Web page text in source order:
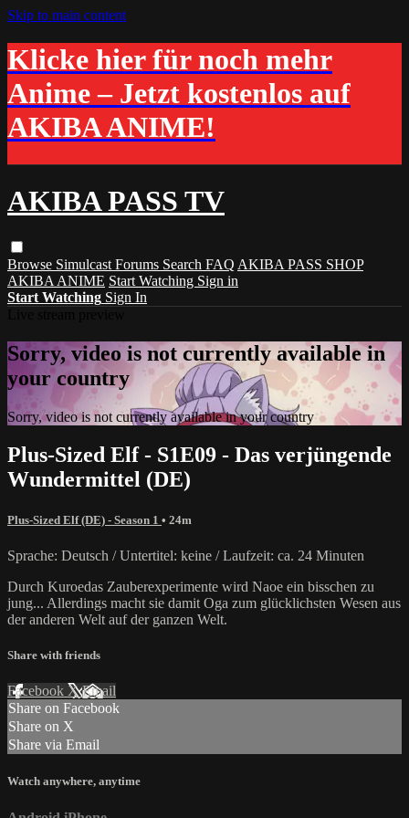
Skip to main content
Klicke hier für noch mehr
Anime – Jetzt kostenlos auf
AKIBA ANIME!
AKIBA PASS TV
Browse Simulcast Forums Search FAQ AKIBA PASS SHOP
AKIBA ANIME Start Watching Sign in
Start Watching Sign In
Sorry, video is not currently available in
your country
Sorry, video is not currently available in your country
Plus-Sized Elf - S1E09 - Das verjüngende
Wundermittel (DE)
Plus-Sized Elf (DE) - Season 1 • 24m
Sprache: Deutsch / Untertitel: keine / Laufzeit: ca. 24 Minuten
Durch Kuroedas Zauberexperimente wird Naoe ein bisschen zu
jung... Allerdings macht sie damit Oga zum glücklichsten Wesen aus
der anderen Welt auf der ganzen Welt.
Share with friends
Facebook XEmail
Share on Facebook
Share on X
Share via Email
Watch anywhere, anytime